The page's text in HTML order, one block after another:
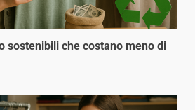
sostenibili che costano meno di